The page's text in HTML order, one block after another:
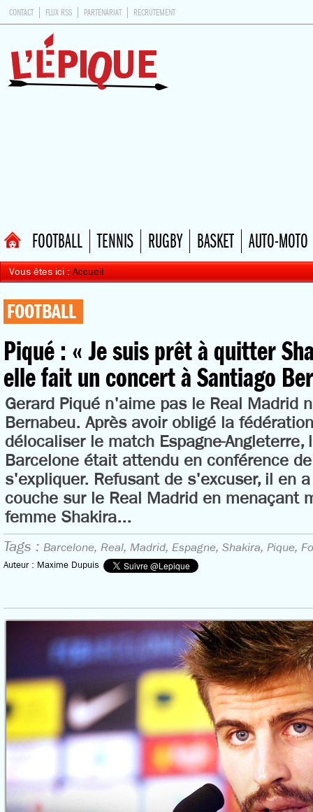
CONTACT FLUX RSS PARTENARIAT RECRUTEMENT
FOOTBALL TENNIS RUGBY BASKET AUTO-MOTO
Vous êtes ici : Accueil
FOOTBALL
Piqué : « Je suis prêt à quitter
elle fait un concert à Santiago
Gerard Piqué n'aime pas le Real Madrid
Bernabeu. Après avoir obligé la
délocaliser le match Espagne-Angleterre,
Barcelone était attendu en conférence
s'expliquer. Refusant de s'excuser, il en
couche sur le Real Madrid en menaçant
femme Shakira...
Tags : Barcelone, Real, Madrid, Espagne, Shakira, Pique,
Auteur : Maxime Dupuis